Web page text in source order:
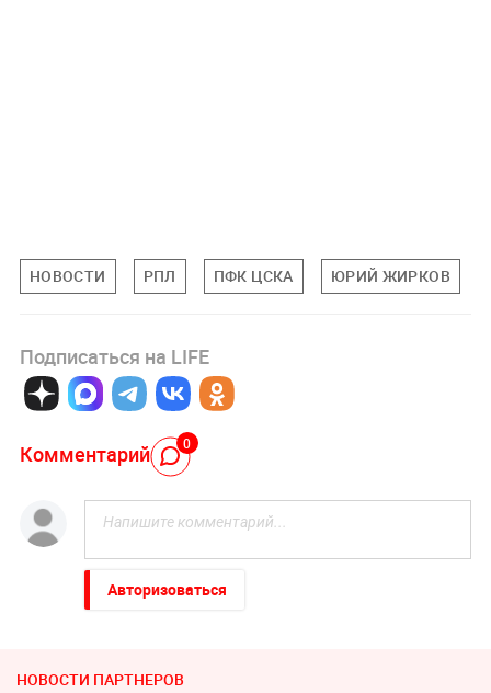
НОВОСТИ РПЛ ПФК ЦСКА ЮРИЙ ЖИРКОВ
Подписаться на LIFE
Комментарий 0
Авторизоваться
НОВОСТИ ПАРТНЕРОВ